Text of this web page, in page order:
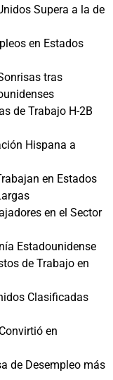
Supera a la de
en Estados
tras
de Trabajo H-2B
Hispana a
en Estados
en el Sector
Estadounidense
de Trabajo en
Clasificadas
en
de Desempleo más